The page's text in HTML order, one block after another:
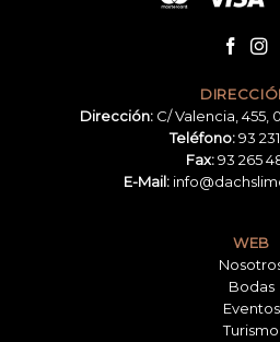
Dirección: C/ Valencia, 455,
Teléfono:93
Fax:93 265
E-Mail:
WEB
Bodas
Eventos
Turismo